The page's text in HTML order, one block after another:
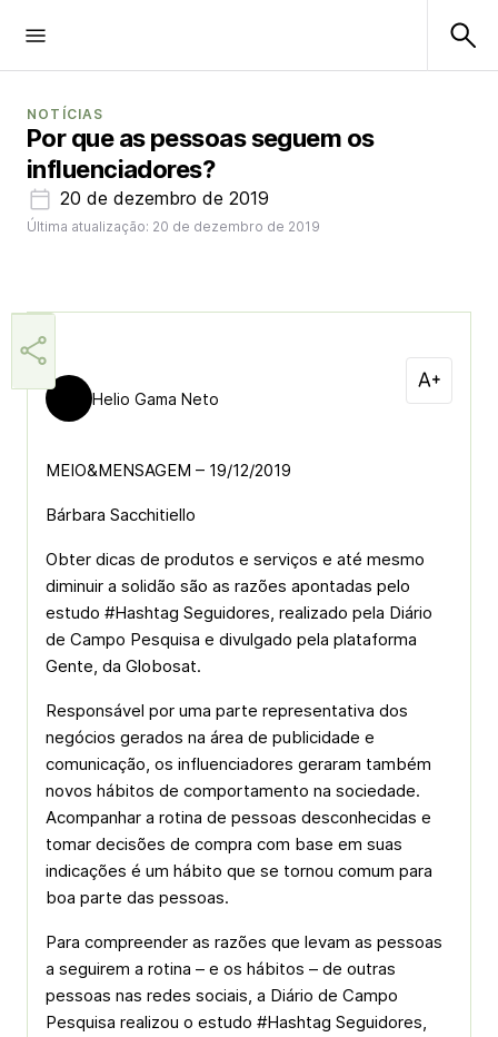
NOTÍCIAS
Por que as pessoas seguem os
influenciadores?
20 de dezembro de 2019
Última atualização: 20 de dezembro de 2019
Helio Gama Neto
MEIO&MENSAGEM – 19/12/2019
Bárbara Sacchitiello
Obter dicas de produtos e serviços e até mesmo
diminuir a solidão são as razões apontadas pelo
estudo #Hashtag Seguidores, realizado pela Diário
de Campo Pesquisa e divulgado pela plataforma
Gente, da Globosat.
Responsável por uma parte representativa dos
negócios gerados na área de publicidade e
comunicação, os influenciadores geraram também
novos hábitos de comportamento na sociedade.
Acompanhar a rotina de pessoas desconhecidas e
tomar decisões de compra com base em suas
indicações é um hábito que se tornou comum para
boa parte das pessoas.
Para compreender as razões que levam as pessoas
a seguirem a rotina – e os hábitos – de outras
pessoas nas redes sociais, a Diário de Campo
Pesquisa realizou o estudo #Hashtag Seguidores,